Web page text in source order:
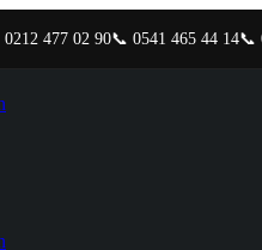
0212 477 02 90📞 0541 465 44 14📞